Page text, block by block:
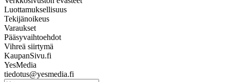
Luottamuksellisuus
Tekijänoikeus
Varaukset
Pääsyvaihtoehdot
Vihreä siirtymä
KaupanSivu.fi
YesMedia
tiedotus@yesmedia.fi